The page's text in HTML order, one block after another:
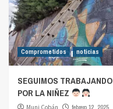
Comprometidos noticias
SEGUIMOS TRABAJANDO
POR LA NIÑEZ
Muni Cobán
febrero 12, 2025